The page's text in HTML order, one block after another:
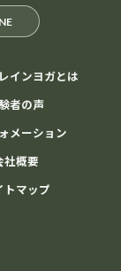
インヨガとは
者の声
メーション
社概要
トマップ